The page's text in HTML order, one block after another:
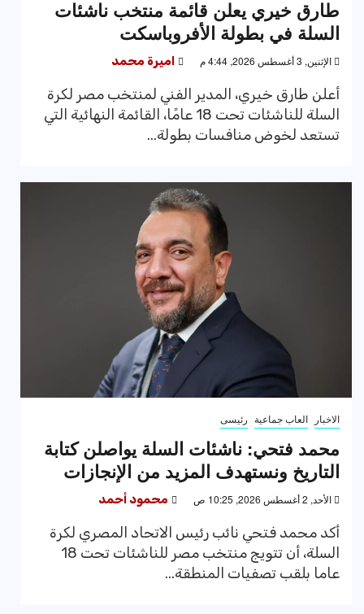
طارق خيري يعلن قائمة منتخب ناشئات
السلة في بطولة الأفروباسكت
الإثنين, 3 أغسطس 2026, 4:44 م اميرة محمد
أعلن طارق خيري، المدير الفني لمنتخب مصر لكرة
السلة للناشئات تحت 18 عامًا، القائمة النهائية التي
تستعد لخوض منافسات بطولة...
الاخبار العاب جماعية رئيسى
محمد فتحي: ناشئات السلة يواصلن كتابة
التاريخ ونستهدف المزيد من الإنجازات
الأحد, 2 أغسطس 2026, 10:25 ص محمود أحمد
أكد محمد فتحي نائب رئيس الاتحاد المصري لكرة
السلة، أن تتويج منتخب مصر للناشئات تحت 18
عاما بلقب تصفيات المنطقة...